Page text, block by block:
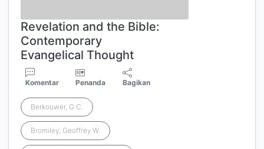
Revelation and the Bible:
Contemporary
Evangelical Thought
Komentar Penanda Bagikan
Berkouwer, G.C.
Bromiley, Geoffrey W.